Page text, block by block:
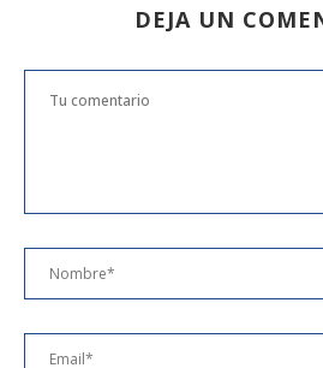
DEJA UN